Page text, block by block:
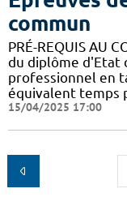
commun
PRÉ-REQUIS AU
du diplôme d'Etat
professionnel en
équivalent temps
15/04/2025 17:00